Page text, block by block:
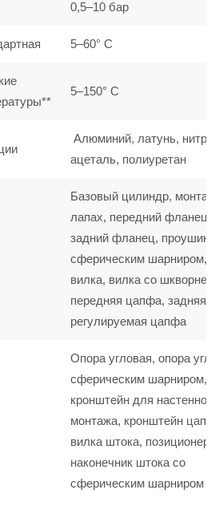
0,5–10 бар
5–60° C
5–150° C
Алюминий, латунь,
ацеталь, полиуретан
Базовый цилиндр, монтаж
лапах, передний фланец,
задний фланец, проушина
сферическим шарниром,
вилка, вилка со шкворнем,
передняя цапфа, задняя
регулируемая цапфа
Опора угловая, опора
сферическим шарниром,
кронштейн для настенного
монтажа, кронштейн
вилка штока, позиционер
наконечник штока со
сферическим шарниром